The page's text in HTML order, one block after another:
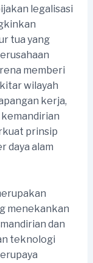
legalisasi
tua yang
memberi
wilayah
kerja,
prinsip
daya alam
menekankan
dan
teknologi